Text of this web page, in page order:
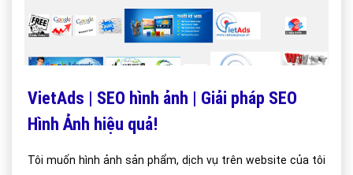
VietAds | SEO hình ảnh | Giải pháp SEO
Hình Ảnh hiệu quả!
Tôi muốn hình ảnh sản phẩm, dịch vụ trên website của tôi